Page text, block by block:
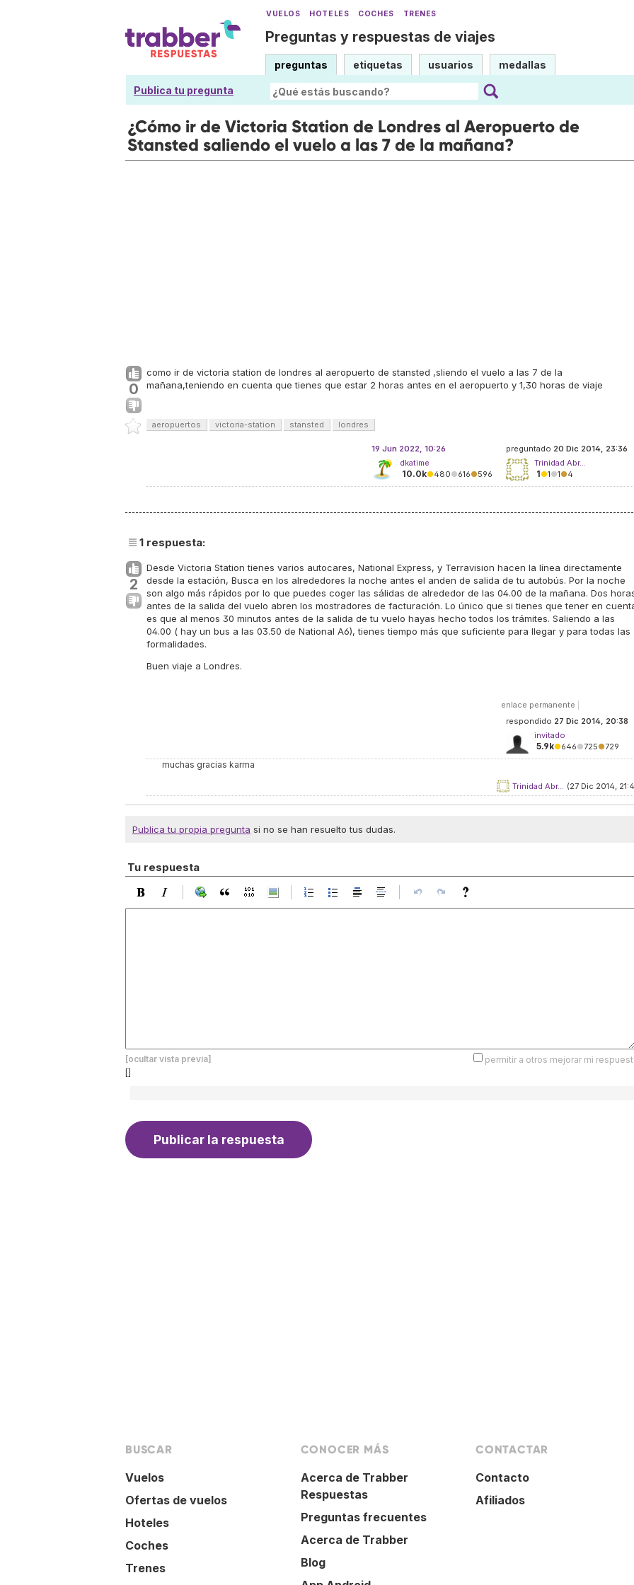
VUELOS HOTELES COCHES TRENES
Preguntas y respuestas de viajes
preguntas etiquetas usuarios medallas
Publica tu pregunta
¿Cómo ir de Victoria Station de Londres al Aeropuerto de
Stansted saliendo el vuelo a las 7 de la mañana?
0
como ir de victoria station de londres al aeropuerto de stansted ,sliendo el vuelo a las 7 de la
mañana,teniendo en cuenta que tienes que estar 2 horas antes en el aeropuerto y 1,30 horas de viaje
aeropuertos victoria-station stansted londres
preguntado 20 Dic 2014, 23:36
Trinidad Abr...
1●1●1●4
19 Jun 2022, 10:26
dkatime
10.0k●480●616●596
1 respuesta:
2
Desde Victoria Station tienes varios autocares, National Express, y Terravision hacen la línea directamente
desde la estación, Busca en los alrededores la noche antes el anden de salida de tu autobús. Por la noche
son algo más rápidos por lo que puedes coger las sálidas de alrededor de las 04.00 de la mañana. Dos
antes de la salida del vuelo abren los mostradores de facturación. Lo único que si tienes que tener en
es que al menos 30 minutos antes de la salida de tu vuelo hayas hecho todos los trámites. Saliendo a las
04.00 ( hay un bus a las 03.50 de National A6), tienes tiempo más que suficiente para llegar y para todas las
formalidades.
Buen viaje a Londres.
enlace permanente
respondido 27 Dic 2014, 20:38
invitado
5.9k●646●725●729
muchas gracias karma
(27 Dic 2014,
Trinidad Abr...
Publica tu propia pregunta si no se han resuelto tus dudas.
Tu respuesta
[ocultar vista previa]
permitir a otros mejorar mi
[]
BUSCAR
Vuelos
Ofertas de vuelos
Hoteles
Coches
Trenes
CONOCER MÁS
Acerca de Trabber
Respuestas
Preguntas frecuentes
Acerca de Trabber
Blog
CONTACTAR
Contacto
Afiliados